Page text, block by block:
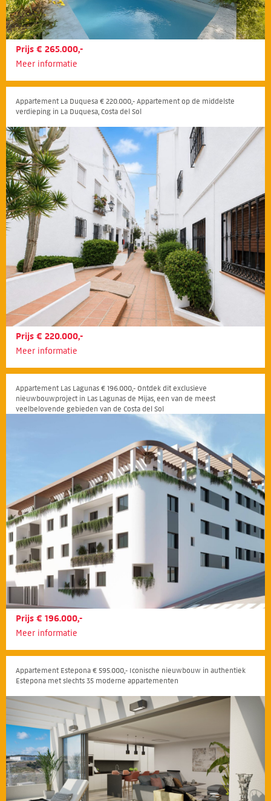
Prijs € 265.000,-
Meer informatie
Appartement La Duquesa € 220.000,- Appartement op de middelste
verdieping in La Duquesa, Costa del Sol
Prijs € 220.000,-
Meer informatie
Appartement Las Lagunas € 196.000,- Ontdek dit exclusieve
nieuwbouwproject in Las Lagunas de Mijas, een van de meest
veelbelovende gebieden van de Costa del Sol
Prijs € 196.000,-
Meer informatie
Appartement Estepona € 595.000,- Iconische nieuwbouw in authentiek
Estepona met slechts 35 moderne appartementen